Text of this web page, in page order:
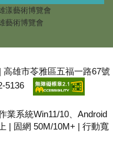
漾藝術博覽會
藝術博覽會
雄市苓雅區五福一路67號
5136
業系統Win11/10、Android
| 固網 50M/10M+ | 行動寬